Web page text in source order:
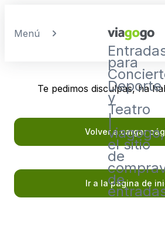
Menú
para
Deporte
y
Teatro
|
viagogo,
el sitio
de
de
Te pedimos disculpas, ha
Volver a cargar
Ir a la página de